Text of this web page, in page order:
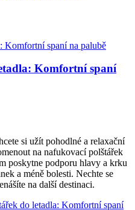
Komfortní spaní
si užít pohodlné a relaxační
na nafukovací polštářek
poskytne podporu hlavy a krku
a méně bolesti. Nechte se
na další destinaci.
do letadla: Komfortní spaní